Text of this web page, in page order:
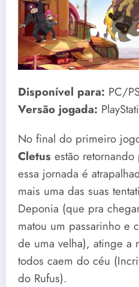
Disponível para: PC/
Versão jogada:
No final do primeiro
Cletus estão retornando
essa jornada é
mais uma das suas
Deponia (que pra
matou um passarinho e
de uma velha), atinge a
todos caem do céu
do Rufus).